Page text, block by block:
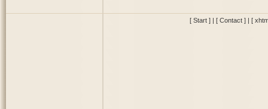
[ Start ] | [ Contact ] | [